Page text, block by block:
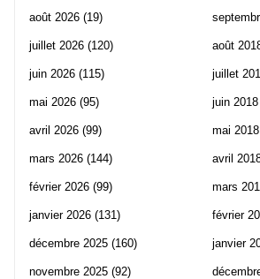
août 2026 (19)
juillet 2026 (120)
juin 2026 (115)
mai 2026 (95)
avril 2026 (99)
mars 2026 (144)
février 2026 (99)
janvier 2026 (131)
décembre 2025 (160)
novembre 2025 (92)
août
juillet
juin 2018
mai 2018
avril
mars
février
janvier